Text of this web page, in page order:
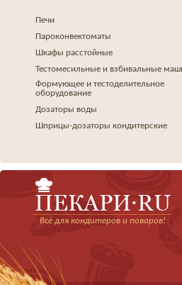
Печи
Пароконвектоматы
Шкафы расстойные
Тестомесильные и взбивальные
Формующее и тестоделительное
оборудование
Дозаторы воды
Шприцы-дозаторы кондитерские
Всё для кондитеров и поваров!